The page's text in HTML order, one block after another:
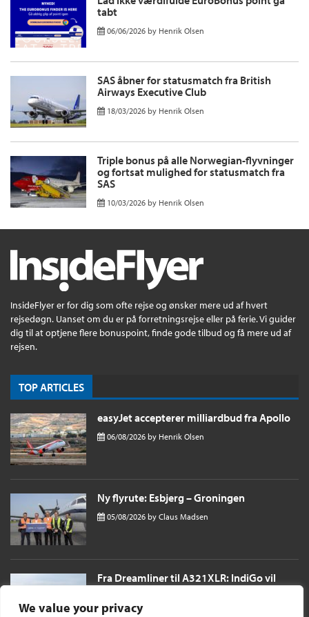
We value your privacy
tabt
06/06/2026 by Henrik Olsen
SAS åbner for statusmatch fra British
Airways Executive Club
18/03/2026 by Henrik Olsen
Triple bonus på alle Norwegian-flyvninger
og fortsat mulighed for statusmatch fra
SAS
10/03/2026 by Henrik Olsen
InsideFlyer er for dig som ofte rejse og ønsker mere ud af hvert
rejsedøgn. Uanset om du er på forretningsrejse eller på ferie. Vi guider
dig til at optjene flere bonuspoint, finde gode tilbud og få mere ud af
rejsen.
TOP ARTICLES
easyJet accepterer milliardbud fra Apollo
06/08/2026 by Henrik Olsen
Ny flyrute: Esbjerg – Groningen
05/08/2026 by Claus Madsen
Fra Dreamliner til A321XLR: IndiGo vil
sende passagerer næsten 11 timer til
London i et single aisle fly